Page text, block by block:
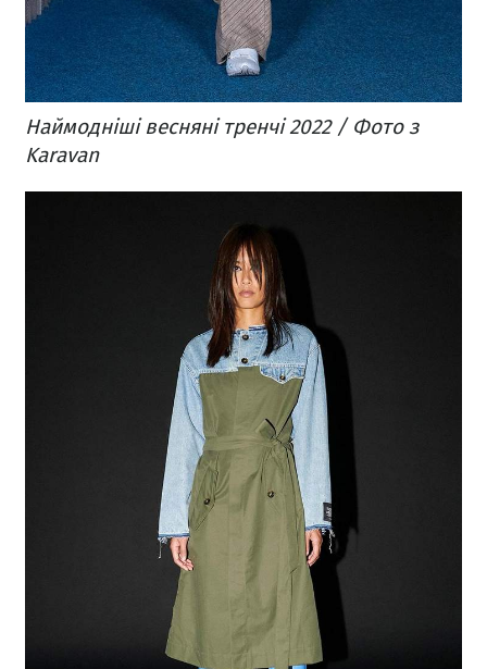
Наймодніші весняні тренчі 2022 / Фото з
Karavan